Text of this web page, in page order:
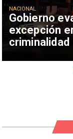
Gobierno
excepción
criminalidad
NACIONAL